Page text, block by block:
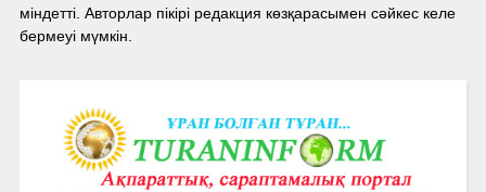
міндетті. Авторлар пікірі редакция көзқарасымен сәйкес келе
бермеуі мүмкін.